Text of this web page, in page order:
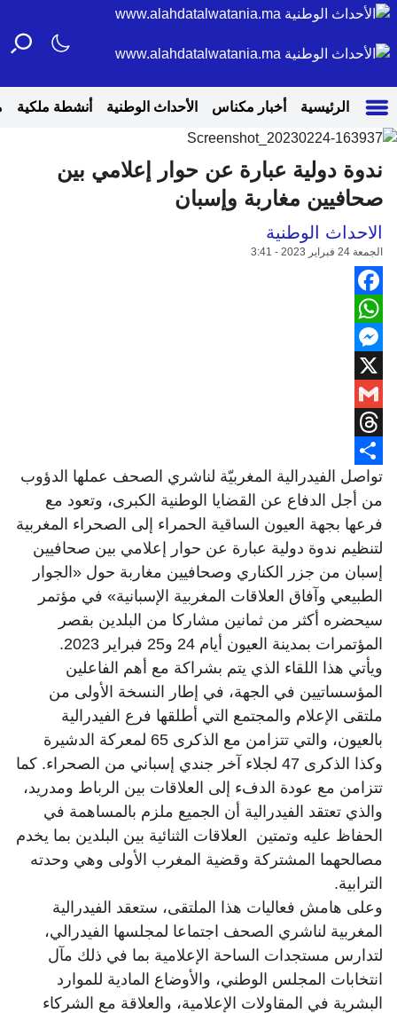
الرئيسية أخبار مكناس الأحداث الوطنية أنشطة ملكية
ندوة دولية عبارة عن حوار إعلامي بين
صحافيين مغاربة وإسبان
الاحداث الوطنية
الجمعة 24 فبراير 2023 - 3:41
Facebook
WhatsApp
Messenger
X
Gmail
Threads
Share
تواصل الفيدرالية المغربيّة لناشري الصحف عملها الدؤوب
من أجل الدفاع عن القضايا الوطنية الكبرى، وتعود مع
فرعها بجهة العيون الساقية الحمراء إلى الصحراء المغربية
لتنظيم ندوة دولية عبارة عن حوار إعلامي بين صحافيين
إسبان من جزر الكناري وصحافيين مغاربة حول «الجوار
الطبيعي وآفاق العلاقات المغربية الإسبانية» في مؤتمر
سيحضره أكثر من ثمانين مشاركا من البلدين بقصر
المؤتمرات بمدينة العيون أيام 24 و25 فبراير 2023.
ويأتي هذا اللقاء الذي يتم بشراكة مع أهم الفاعلين
المؤسساتيين في الجهة، في إطار النسخة الأولى من
ملتقى الإعلام والمجتمع التي أطلقها فرع الفيدرالية
بالعيون، والتي تتزامن مع الذكرى 65 لمعركة الدشيرة
وكذا الذكرى 47 لجلاء آخر جندي إسباني من الصحراء. كما
تتزامن مع عودة الدفء إلى العلاقات بين الرباط ومدريد،
والذي تعتقد الفيدرالية أن الجميع ملزم بالمساهمة في
الحفاظ عليه وتمتين العلاقات الثنائية بين البلدين بما يخدم
مصالحهما المشتركة وقضية المغرب الأولى وهي وحدته
الترابية.
وعلى هامش فعاليات هذا الملتقى، ستعقد الفيدرالية
المغربية لناشري الصحف اجتماعا لمجلسها الفيدرالي،
لتدارس مستجدات الساحة الإعلامية بما في ذلك مآل
انتخابات المجلس الوطني، والأوضاع المادية للموارد
البشرية في المقاولات الإعلامية، والعلاقة مع الشركاء